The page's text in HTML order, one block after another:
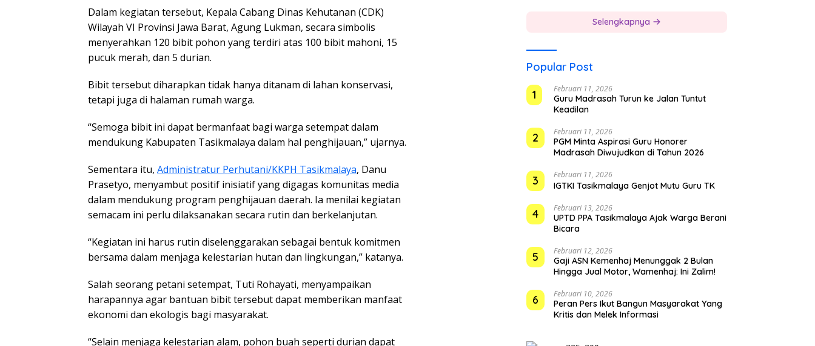
Dalam kegiatan tersebut, Kepala Cabang Dinas Kehutanan (CDK)
Wilayah VI Provinsi Jawa Barat, Agung Lukman, secara simbolis
menyerahkan 120 bibit pohon yang terdiri atas 100 bibit mahoni, 15
pucuk merah, dan 5 durian.
Bibit tersebut diharapkan tidak hanya ditanam di lahan konservasi,
tetapi juga di halaman rumah warga.
“Semoga bibit ini dapat bermanfaat bagi warga setempat dalam
mendukung Kabupaten Tasikmalaya dalam hal penghijauan,” ujarnya.
Sementara itu, Administratur Perhutani/KKPH Tasikmalaya, Danu
Prasetyo, menyambut positif inisiatif yang digagas komunitas media
dalam mendukung program penghijauan daerah. Ia menilai kegiatan
semacam ini perlu dilaksanakan secara rutin dan berkelanjutan.
“Kegiatan ini harus rutin diselenggarakan sebagai bentuk komitmen
bersama dalam menjaga kelestarian hutan dan lingkungan,” katanya.
Salah seorang petani setempat, Tuti Rohayati, menyampaikan
harapannya agar bantuan bibit tersebut dapat memberikan manfaat
ekonomi dan ekologis bagi masyarakat.
“Selain menjaga kelestarian alam, pohon buah seperti durian dapat
Selengkapnya
Popular Post
1
Februari 11, 2026
Guru Madrasah Turun ke Jalan Tuntut
Keadilan
2 Februari 11, 2026
PGM Minta Aspirasi Guru Honorer
Madrasah Diwujudkan di Tahun 2026
3 Februari 11, 2026
IGTKI Tasikmalaya Genjot Mutu Guru TK
4 Februari 13, 2026
UPTD PPA Tasikmalaya Ajak Warga Berani
Bicara
5 Februari 12, 2026
Gaji ASN Kemenhaj Menunggak 2 Bulan
Hingga Jual Motor, Wamenhaj: Ini Zalim!
6 Februari 10, 2026
Peran Pers Ikut Bangun Masyarakat Yang
Kritis dan Melek Informasi